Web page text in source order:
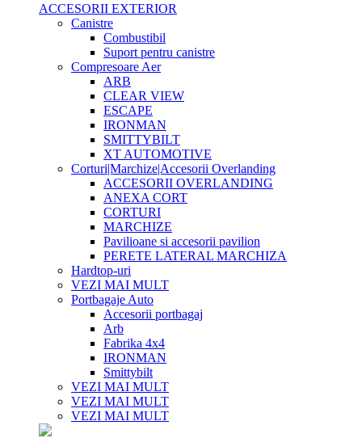
ACCESORII EXTERIOR
Canistre
Combustibil
Suport pentru canistre
Compresoare Aer
ARB
CLEAR VIEW
ESCAPE
IRONMAN
SMITTYBILT
XT AUTOMOTIVE
Corturi|Marchize|Accesorii Overlanding
ACCESORII OVERLANDING
ANEXA CORT
CORTURI
MARCHIZE
Pavilioane si accesorii pavilion
PERETE LATERAL MARCHIZA
Hardtop-uri
VEZI MAI MULT
Portbagaje Auto
Accesorii portbagaj
Arb
Fabrika 4x4
IRONMAN
Smittybilt
VEZI MAI MULT
VEZI MAI MULT
VEZI MAI MULT